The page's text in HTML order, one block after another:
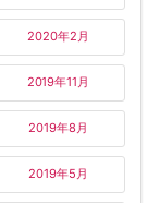
2020年2月
2019年11月
2019年8月
2019年5月